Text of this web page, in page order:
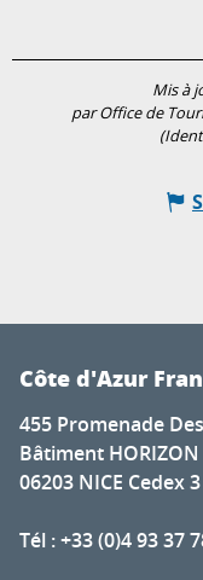
Mis à
par Office de
Côte d'Azur
455 Promenade
Bâtiment HORIZON
06203 NICE Cedex 3
Tél : +33 (0)4 93 37